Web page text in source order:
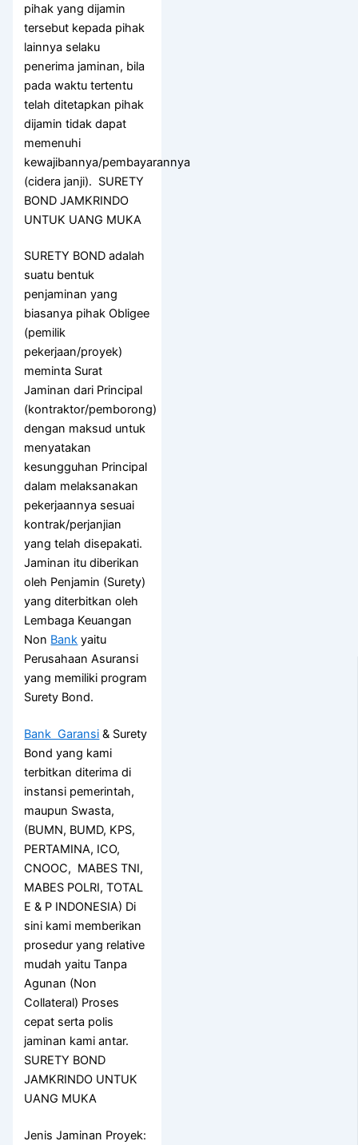
pihak yang dijamin
tersebut kepada pihak
lainnya selaku
penerima jaminan, bila
pada waktu tertentu
telah ditetapkan pihak
dijamin tidak dapat
memenuhi
kewajibannya/pembayarannya
(cidera janji). SURETY
BOND JAMKRINDO
UNTUK UANG MUKA
SURETY BOND adalah
suatu bentuk
penjaminan yang
biasanya pihak Obligee
(pemilik
pekerjaan/proyek)
meminta Surat
Jaminan dari Principal
(kontraktor/pemborong)
dengan maksud untuk
menyatakan
kesungguhan Principal
dalam melaksanakan
pekerjaannya sesuai
kontrak/perjanjian
yang telah disepakati.
Jaminan itu diberikan
oleh Penjamin (Surety)
yang diterbitkan oleh
Lembaga Keuangan
Non Bank yaitu
Perusahaan Asuransi
yang memiliki program
Surety Bond.
Bank Garansi & Surety
Bond yang kami
terbitkan diterima di
instansi pemerintah,
maupun Swasta,
(BUMN, BUMD, KPS,
PERTAMINA, ICO,
CNOOC, MABES TNI,
MABES POLRI, TOTAL
E & P INDONESIA) Di
sini kami memberikan
prosedur yang relative
mudah yaitu Tanpa
Agunan (Non
Collateral) Proses
cepat serta polis
jaminan kami antar.
SURETY BOND
JAMKRINDO UNTUK
UANG MUKA
Jenis Jaminan Proyek: